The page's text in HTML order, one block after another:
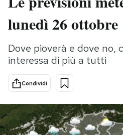
Italia
Mondo
Politica
Tecnologia
Internet
Scienza
Cultura
Economia
Sport
lunedì 26 ottobre
Dove pioverà e dove no,
interessa di più a tutti
Condividi